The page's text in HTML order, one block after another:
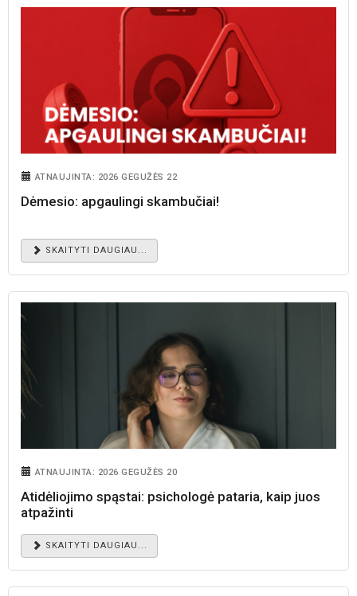
ATNAUJINTA: 2026 GEGUŽĖS 22
Dėmesio: apgaulingi skambučiai!
SKAITYTI DAUGIAU...
ATNAUJINTA: 2026 GEGUŽĖS 20
Atidėliojimo spąstai: psichologė pataria, kaip juos
atpažinti
SKAITYTI DAUGIAU...